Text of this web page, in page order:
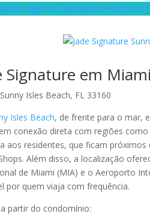
agora: Tabela de Preços e
Signature em
Isles Beach, FL 33160
Isles Beach, de frente para o mar,
conexão direta com regiões
aos residentes, que ficam
Além disso, a localização
de Miami (MIA) e o Aeroporto
por quem viaja com frequência.
partir do condomínio: